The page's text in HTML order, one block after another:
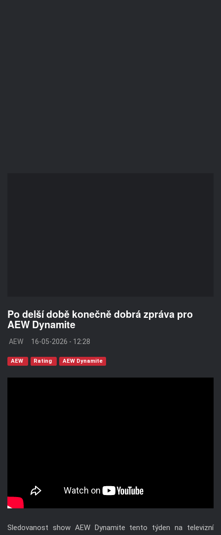
Po delší době konečně dobrá zpráva pro
AEW Dynamite
AEW 16-05-2026 - 12:28
AEW Rating AEW Dynamite
Sledovanost show AEW Dynamite tento týden na televizní